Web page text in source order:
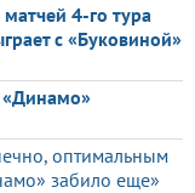
4-го тура
с «Буковиной»
«Динамо»
оптимальным
забило еще»